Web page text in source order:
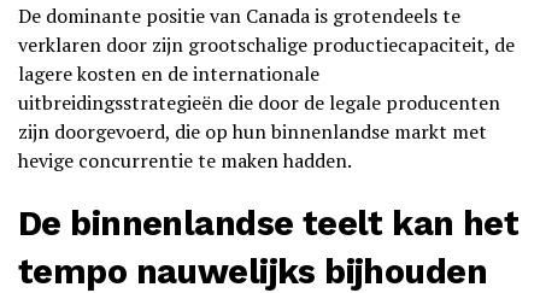
De dominante positie van Canada is grotendeels te
verklaren door zijn grootschalige productiecapaciteit, de
lagere kosten en de internationale
uitbreidingsstrategieën die door de legale producenten
zijn doorgevoerd, die op hun binnenlandse markt met
hevige concurrentie te maken hadden.
De binnenlandse teelt kan het
tempo nauwelijks bijhouden